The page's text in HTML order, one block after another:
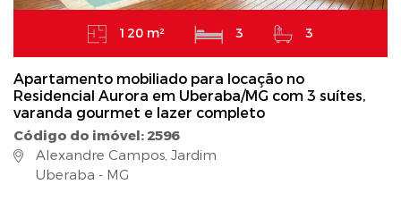
120 m² 3 3
Apartamento mobiliado para locação no
Residencial Aurora em Uberaba/MG com 3 suítes,
varanda gourmet e lazer completo
Código do imóvel: 2596
Alexandre Campos, Jardim
Uberaba - MG